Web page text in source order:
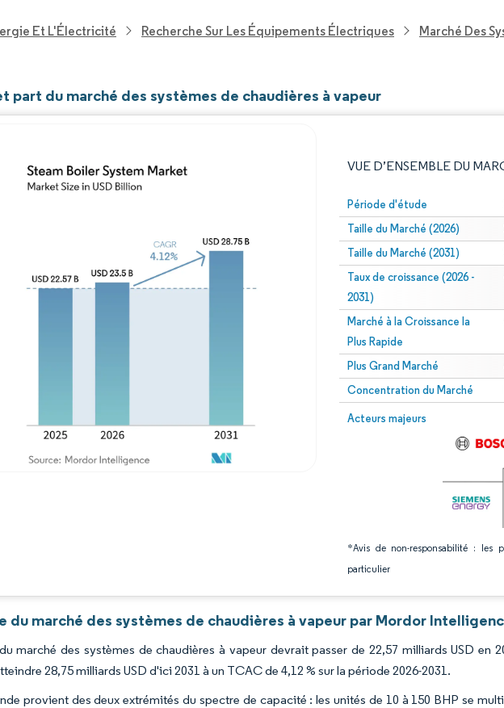
Et L'Électricité Recherche Sur Les Équipements Électriques Marché Des
part du marché des systèmes de chaudières à vapeur
VUE D’ENSEMBLE DU
Période d'étude
Taille du Marché (2026)
Taille du Marché (2031)
Taux de croissance (2026 -
2031)
Marché à la Croissance la
Plus Rapide
Plus Grand Marché
Concentration du Marché
Acteurs majeurs
*Avis de non-responsabilité : les
particulier
Image © Mordor Intelligence. La
Image © Mordor Intelligence. La réutilisation nécessite une attribution sous CC BY 4.0.
du marché des systèmes de chaudières à vapeur par Mordor
marché des systèmes de chaudières à vapeur devrait passer de 22,57 milliards USD en
28,75 milliards USD d'ici 2031 à un TCAC de 4,12 % sur la période 2026-2031.
provient des deux extrémités du spectre de capacité : les unités de 10 à 150 BHP se